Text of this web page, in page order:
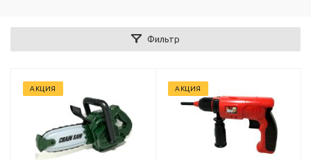
Фильтр
АКЦИЯ АКЦИЯ